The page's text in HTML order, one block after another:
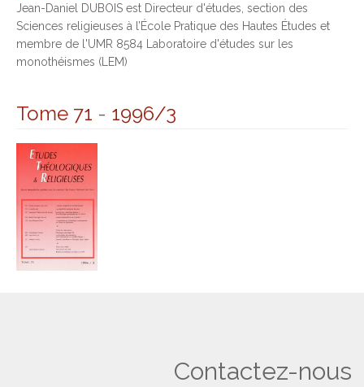
Jean-Daniel DUBOIS est Directeur d'études, section des
Sciences religieuses à l’École Pratique des Hautes Études et
membre de l'UMR 8584 Laboratoire d'études sur les
monothéismes (LEM)
Tome 71 - 1996/3
Contactez-nous